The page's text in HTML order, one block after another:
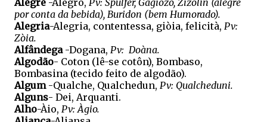
Alegre -Alegro, Pv: Spulfer, Gagiozo, Zizolìn (alegre
por conta da bebida), Buridon (bem Humorado).
Alegria-Alegria, contentessa, giòia, felicità, Pv:
Zòia.
Alfândega -Dogana, Pv: Doàna.
Algodão- Coton (lê-se cotôn), Bombaso,
Bombasina (tecido feito de algodão).
Algum -Qualche, Qualchedun, Pv: Qualcheduni.
Alguns- Dei, Arquanti.
Alho-Àio, Pv: Àgio.